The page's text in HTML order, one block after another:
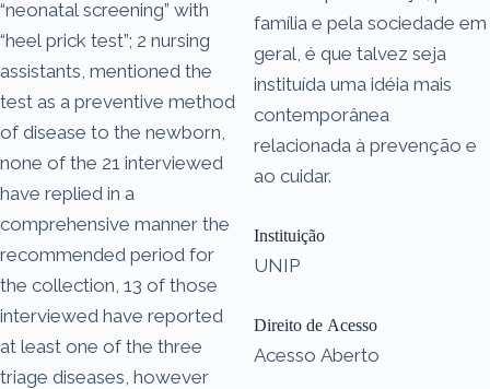
“neonatal screening” with
“heel prick test”; 2 nursing
assistants, mentioned the
test as a preventive method
of disease to the newborn,
none of the 21 interviewed
have replied in a
comprehensive manner the
recommended period for
the collection, 13 of those
interviewed have reported
at least one of the three
triage diseases, however
família e pela sociedade em
geral, é que talvez seja
instituída uma idéia mais
contemporânea
relacionada à prevenção e
ao cuidar.
Instituição
UNIP
Direito de Acesso
Acesso Aberto